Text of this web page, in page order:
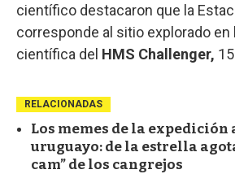
científico destacaron que la
corresponde al sitio explorado en
científica del HMS Challenger,
RELACIONADAS
Los memes de la
uruguayo: de la estrella
cam” de los cangrejos